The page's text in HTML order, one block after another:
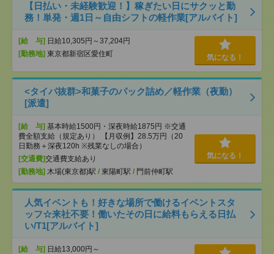
【日払い・未経験歓迎！】稼ぎたい日にサクッと勤
務！単発・週1日～自由シフトの軽作業[アルバイト]
[給 与] 日給10,305円～37,204円
[勤務地] 東京都新宿区愛住町 気になる！
<タイパ抜群>和菓子のパック詰め／軽作業（夜勤）
[派遣]
[給 与] 基本時給1500円・深夜時給1875円 ※交通
費全額支給（規定あり） 【月収例】28.5万円（20
日勤務＋深夜120h ※残業なしの場合）
[交通費]交通費支給あり
[勤務地] 木場(東京都)駅 / 東陽町駅 / 門前仲町駅
気になる！
人気イベントも！好きな場所で働けるイベントスタ
ッフ☆来社不要！働いたその日に給料もらえる日払
い/T1[アルバイト]
[給 与] 日給13,000円～